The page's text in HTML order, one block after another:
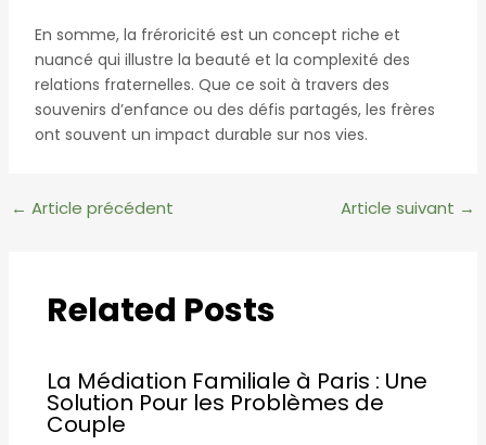
En somme, la fréroricité est un concept riche et
nuancé qui illustre la beauté et la complexité des
relations fraternelles. Que ce soit à travers des
souvenirs d’enfance ou des défis partagés, les frères
ont souvent un impact durable sur nos vies.
Navigation
← Article précédent Article suivant →
Related Posts
La Médiation Familiale à Paris : Une
Solution Pour les Problèmes de
Couple